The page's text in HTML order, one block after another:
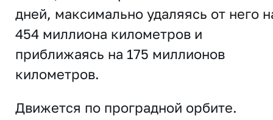
дней, максимально удаляясь от него
454 миллиона километров и
приближаясь на 175 миллионов
километров.
Движется по проградной орбите.